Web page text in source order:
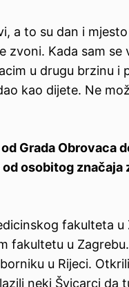
a to su dan i
zvoni. Kada sam se
u drugu brzinu i
kao dijete. Ne
Grada Obrovaca
osobitog značaja
fakulteta u
fakultetu u
u Rijeci.
neki Švicarci da